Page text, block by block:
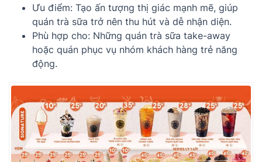
Ưu điểm: Tạo ấn tượng thị giác mạnh mẽ, giúp
quán trà sữa trở nên thu hút và dễ nhận diện.
Phù hợp cho: Những quán trà sữa take-away
hoặc quán phục vụ nhóm khách hàng trẻ năng
động.